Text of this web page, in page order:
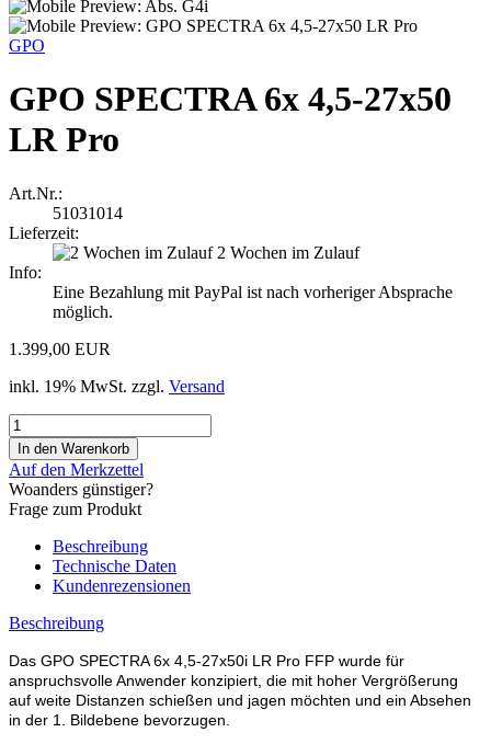
GPO
GPO SPECTRA 6x 4,5-27x50
LR Pro
Art.Nr.:
51031014
Lieferzeit:
2 Wochen im Zulauf
Info:
Eine Bezahlung mit PayPal ist nach vorheriger Absprache
möglich.
1.399,00 EUR
inkl. 19% MwSt. zzgl. Versand
Auf den Merkzettel
Woanders günstiger?
Frage zum Produkt
Beschreibung
Technische Daten
Kundenrezensionen
Beschreibung
Das GPO SPECTRA 6x 4,5-27x50i LR Pro FFP wurde für
anspruchsvolle Anwender konzipiert, die mit hoher Vergrößerung
auf weite Distanzen schießen und jagen möchten und ein Absehen
in der 1. Bildebene bevorzugen.